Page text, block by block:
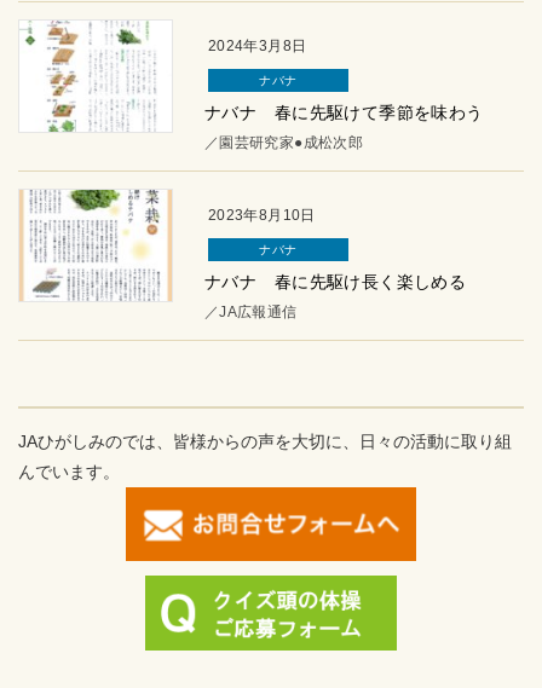
2024年3月8日
ナバナ
ナバナ 春に先駆けて季節を味わう
／園芸研究家●成松次郎
2023年8月10日
ナバナ
ナバナ 春に先駆け長く楽しめる
／JA広報通信
JAひがしみのでは、皆様からの声を大切に、日々の活動に取り組
んでいます。